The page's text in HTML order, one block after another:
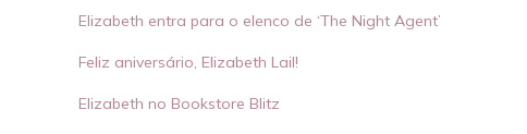
Elizabeth entra para o elenco de ‘The Night Agent’
Feliz aniversário, Elizabeth Lail!
Elizabeth no Bookstore Blitz